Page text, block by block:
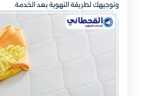
وتوجيهك لطريقة التهوية بعد الخدمة.